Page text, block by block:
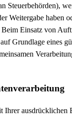
Steuerbehörden),
Weitergabe haben
Einsatz von
Grundlage eines
Ihrer